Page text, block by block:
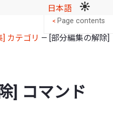
日本語
] カテゴリ — [部分編集の解除]
] コマンド
< Page contents